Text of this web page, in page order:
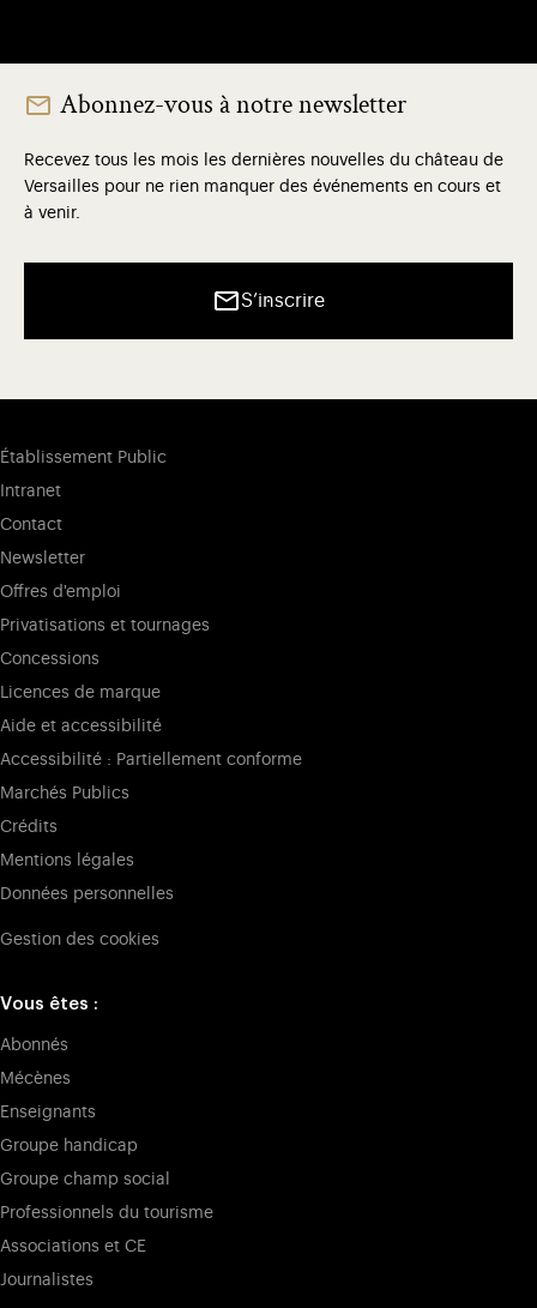
Abonnez-vous à notre newsletter
Recevez tous les mois les dernières nouvelles du château de
Versailles pour ne rien manquer des événements en cours et
à venir.
S’inscrire
Établissement Public
Intranet
Contact
Newsletter
Offres d'emploi
Privatisations et tournages
Concessions
Licences de marque
Aide et accessibilité
Accessibilité : Partiellement conforme
Marchés Publics
Crédits
Mentions légales
Données personnelles
Gestion des cookies
Vous êtes :
Abonnés
Mécènes
Enseignants
Groupe handicap
Groupe champ social
Professionnels du tourisme
Associations et CE
Journalistes